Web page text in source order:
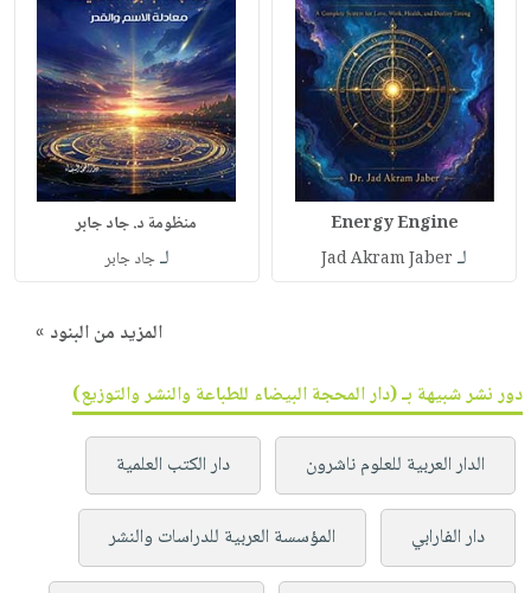
Energy Engine
لـ Jad Akram Jaber
منظومة د. جاد جابر
لـجاد جابر
المزيد من البنود »
دور نشر شبيهة بـ (دار المحجة البيضاء للطباعة والنشر والتوزيع)
الدار العربية للعلوم ناشرون دار الكتب العلمية
دار الفارابي المؤسسة العربية للدراسات والنشر